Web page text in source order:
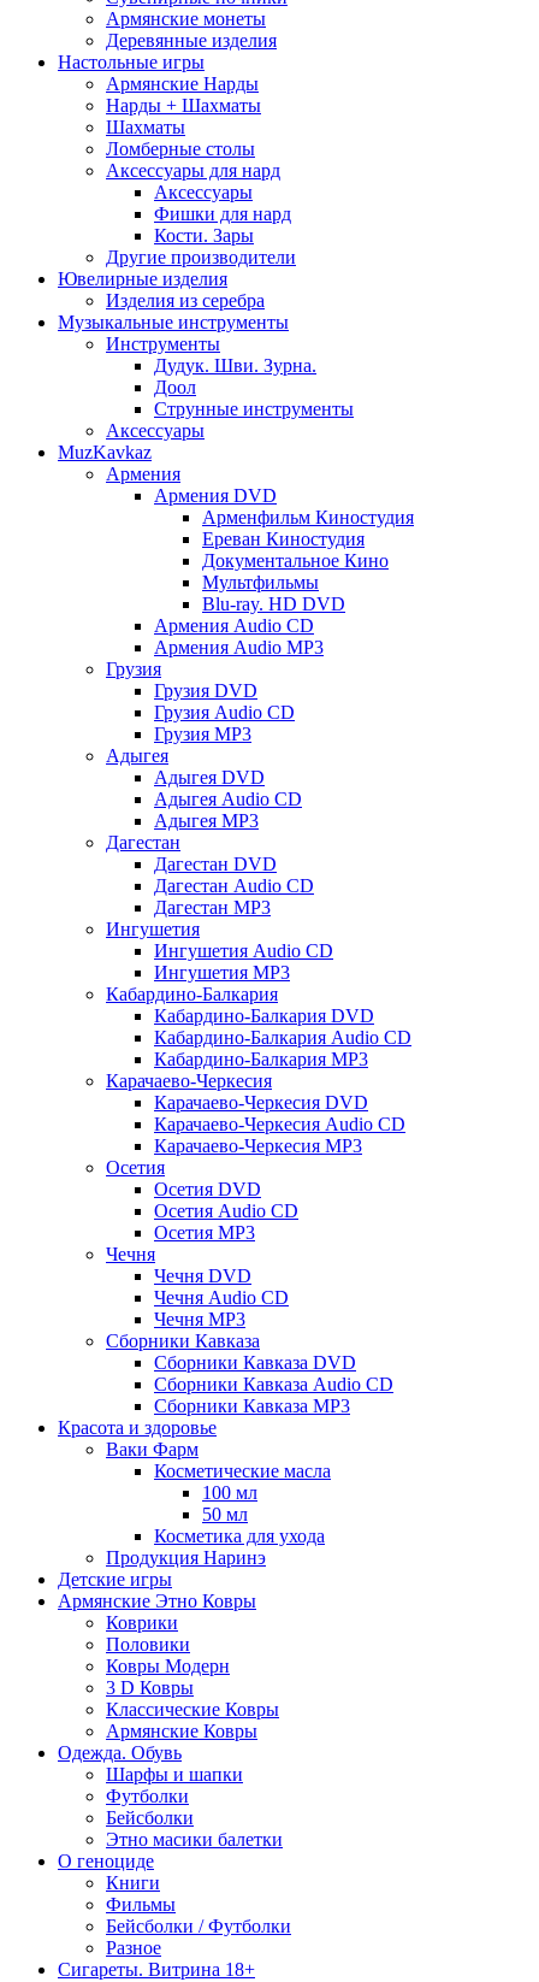
Армянские монеты
Деревянные изделия
Настольные игры
Армянские Нарды
Нарды + Шахматы
Шахматы
Ломберные столы
Аксессуары для нард
Аксессуары
Фишки для нард
Кости. Зары
Другие производители
Ювелирные изделия
Изделия из серебра
Музыкальные инструменты
Инструменты
Дудук. Шви. Зурна.
Доол
Струнные инструменты
Аксессуары
MuzKavkaz
Армения
Армения DVD
Арменфильм Киностудия
Ереван Киностудия
Документальное Кино
Мультфильмы
Blu-ray. HD DVD
Армения Audio CD
Армения Audio MP3
Грузия
Грузия DVD
Грузия Audio CD
Грузия MP3
Адыгея
Адыгея DVD
Адыгея Audio CD
Адыгея MP3
Дагестан
Дагестан DVD
Дагестан Audio CD
Дагестан MP3
Ингушетия
Ингушетия Audio CD
Ингушетия MP3
Кабардино-Балкария
Кабардино-Балкария DVD
Кабардино-Балкария Audio CD
Кабардино-Балкария MP3
Карачаево-Черкесия
Карачаево-Черкесия DVD
Карачаево-Черкесия Audio CD
Карачаево-Черкесия MP3
Осетия
Осетия DVD
Осетия Audio CD
Осетия MP3
Чечня
Чечня DVD
Чечня Audio CD
Чечня MP3
Сборники Кавказа
Сборники Кавказа DVD
Сборники Кавказа Audio CD
Сборники Кавказа MP3
Красота и здоровье
Ваки Фарм
Косметические масла
100 мл
50 мл
Косметика для ухода
Продукция Наринэ
Детские игры
Армянские Этно Ковры
Коврики
Половики
Ковры Модерн
3 D Ковры
Классические Ковры
Армянские Ковры
Одежда. Обувь
Шарфы и шапки
Футболки
Бейсболки
Этно масики балетки
О геноциде
Книги
Фильмы
Бейсболки / Футболки
Разное
Сигареты. Витрина 18+